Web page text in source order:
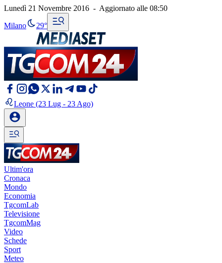
Lunedì 21 Novembre 2016 - Aggiornato alle 08:50
Milano 29°
Leone (23 Lug - 23 Ago)
Ultim'ora
Cronaca
Mondo
Economia
TgcomLab
Televisione
TgcomMag
Video
Schede
Sport
Meteo